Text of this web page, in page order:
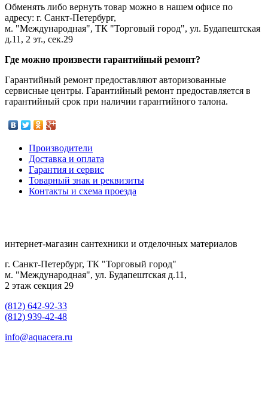
Обменять либо вернуть товар можно в нашем офисе по
адресу: г. Санкт-Петербург,
м. "Международная", ТК "Торговый город", ул. Будапештская
д.11, 2 эт., сек.29
Где можно произвести гарантийный ремонт?
Гарантийный ремонт предоставляют авторизованные
сервисные центры. Гарантийный ремонт предоставляется в
гарантийный срок при наличии гарантийного талона.
Производители
Доставка и оплата
Гарантия и сервис
Товарный знак и реквизиты
Контакты и схема проезда
интернет-магазин сантехники и отделочных материалов
г. Санкт-Петербург, ТК "Торговый город"
м. "Международная", ул. Будапештская д.11,
2 этаж секция 29
(812) 642-92-33
(812) 939-42-48
info@aquacera.ru